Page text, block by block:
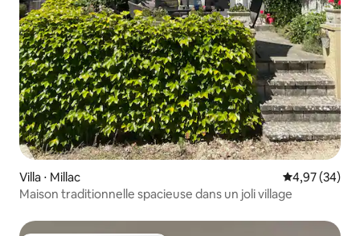
Villa ⋅ Millac Évaluation
4,97 (34)
Maison traditionnelle spacieuse dans un joli village